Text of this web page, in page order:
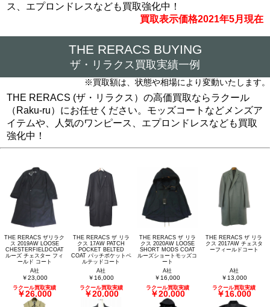
ス、エプロンドレスなども買取強化中！
買取表示価格2021年5月現在
THE RERACS BUYING
ザ・リラクス買取実績一例
※買取額は、状態や相場により変動いたします。
THE RERACS (ザ・リラクス）の高価買取ならラクール
（Raku-ru）にお任せください。モッズコートなどメンズア
イテムや、人気のワンピース、エプロンドレスなども買取
強化中！
THE RERACS ザリラク
ス 2019AW LOOSE
CHESTERFIELDCOAT
ルーズ チェスター フィ
ールド コート
A社
￥23,000
ラクール買取実績
￥26,000
THE RERACS ザ リラ
クス 17AW PATCH
POCKET BELTED
COAT パッチポケットベ
ルテッドコート
A社
￥16,000
ラクール買取実績
￥20,000
THE RERACS ザ リラ
クス 2020AW LOOSE
SHORT MODS COAT
ルーズショートモッズコ
ート
A社
￥16,000
ラクール買取実績
￥20,000
THE RERACS ザ リラ
クス 2017AW チェスタ
ーフィールドコート
A社
￥13,000
ラクール買取実績
￥16,000